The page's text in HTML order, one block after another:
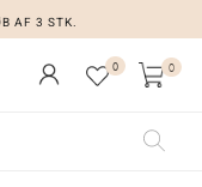
AF 3 STK.
0 0